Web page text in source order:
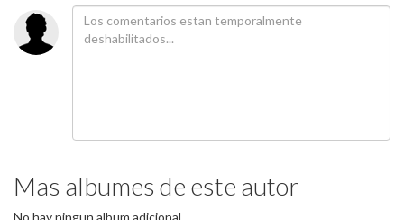
Mas albumes de este autor